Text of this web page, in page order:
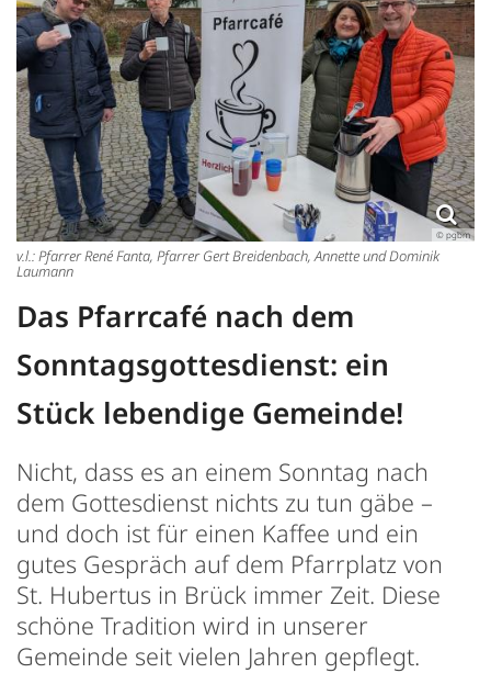
© pgbm
v.l.: Pfarrer René Fanta, Pfarrer Gert Breidenbach, Annette und Dominik
Laumann
Das Pfarrcafé nach dem
Sonntagsgottesdienst: ein
Stück lebendige Gemeinde!
Nicht, dass es an einem Sonntag nach
dem Gottesdienst nichts zu tun gäbe –
und doch ist für einen Kaffee und ein
gutes Gespräch auf dem Pfarrplatz von
St. Hubertus in Brück immer Zeit. Diese
schöne Tradition wird in unserer
Gemeinde seit vielen Jahren gepflegt.